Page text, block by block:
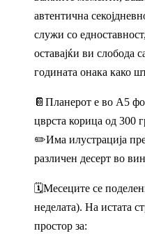
автентична
служи со
оставајќи ви слобода
годината онака како
📔Планерот е во A5
цврста корица од 300
✏️Има илустрација
различен десерт во
🗓️Месеците се
неделата). На истата
простор за: